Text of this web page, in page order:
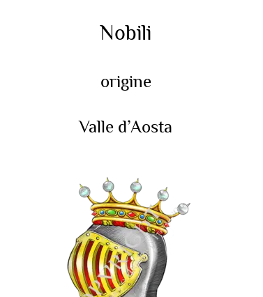
Nobili
origine
Valle d’Aosta